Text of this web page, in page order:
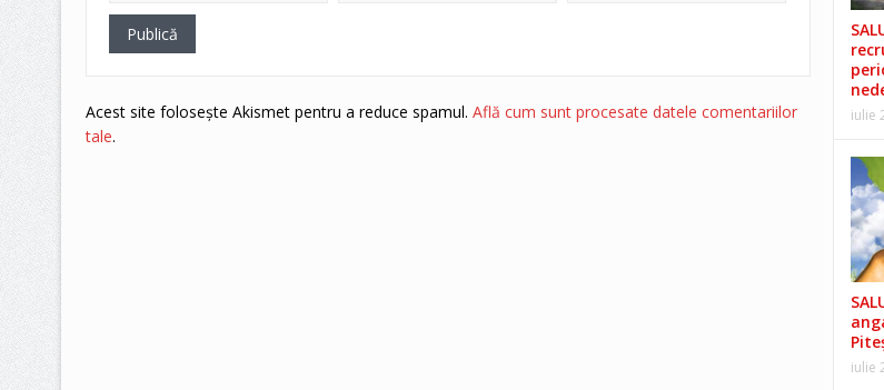
Acest site folosește Akismet pentru a reduce spamul. Află cum sunt procesate datele comentariilor
tale.
iulie
iulie